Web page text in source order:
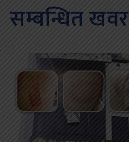
सम्बन्धित खवर